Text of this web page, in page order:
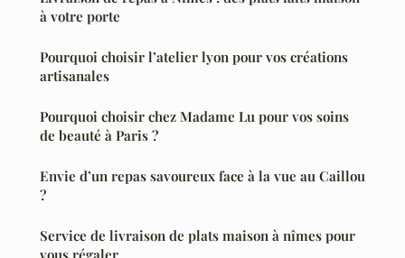
à votre porte
Pourquoi choisir l’atelier lyon pour vos créations
artisanales
Pourquoi choisir chez Madame Lu pour vos soins
de beauté à Paris ?
Envie d’un repas savoureux face à la vue au Caillou
?
Service de livraison de plats maison à nîmes pour
vous régaler